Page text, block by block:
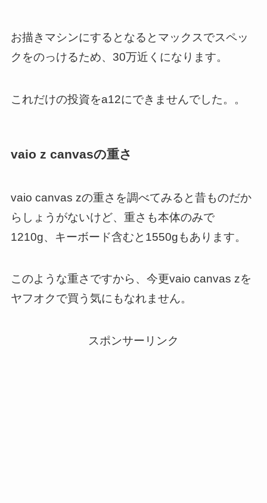
お描きマシンにするとなるとマックスでスペッ
クをのっけるため、30万近くになります。
これだけの投資をa12にできませんでした。。
vaio z canvasの重さ
vaio canvas zの重さを調べてみると昔ものだか
らしょうがないけど、重さも本体のみで
1210g、キーボード含むと1550gもあります。
このような重さですから、今更vaio canvas zを
ヤフオクで買う気にもなれません。
スポンサーリンク